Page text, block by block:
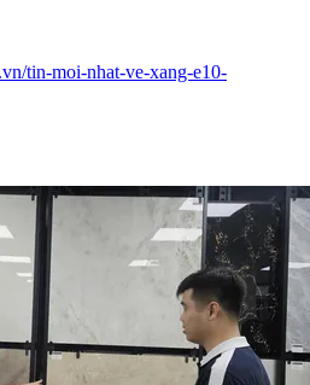
tin-moi-nhat-ve-xang-e10-